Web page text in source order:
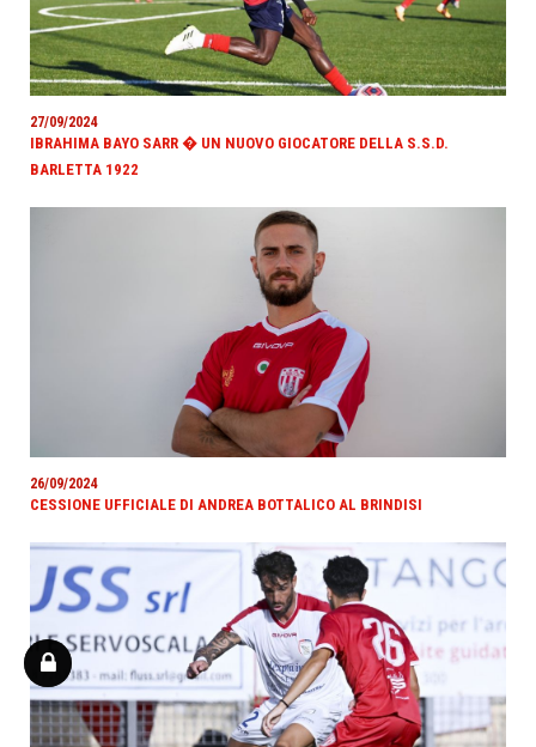
27/09/2024
IBRAHIMA BAYO SARR � UN NUOVO GIOCATORE DELLA S.S.D.
BARLETTA 1922
26/09/2024
CESSIONE UFFICIALE DI ANDREA BOTTALICO AL BRINDISI